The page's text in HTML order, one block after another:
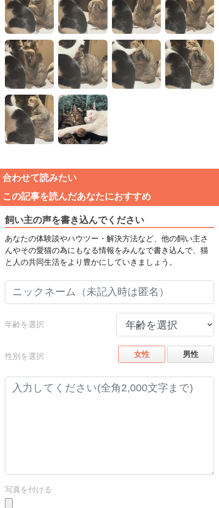
合わせて読みたい
この記事を読んだあなたにおすすめ
飼い主の声を書き込んでください
あなたの体験談やハウツー・解決方法など、他の飼い主さ
んやその愛猫の為にもなる情報をみんなで書き込んで、猫
と人の共同生活をより豊かにしていきましょう。
年齢を選択
性別を選択 女性 男性
写真を付ける